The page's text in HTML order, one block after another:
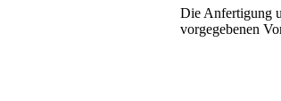
Die Anfertigung
vorgegebenen